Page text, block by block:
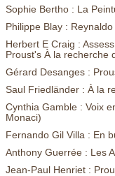
Sophie Bertho : La
Philippe Blay :
Herbert E Craig :
Proust's À la recherche
Gérard Desanges :
Saul Friedländer : À la
Cynthia Gamble : Voix
Monaci)
Fernando Gil Villa : En
Anthony Guerrée : Les
Jean-Paul Henriet :